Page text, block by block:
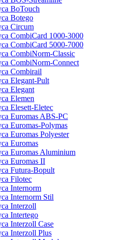
BoTouch
Botego
Circum
CombiCard 1000-3000
CombiCard 5000-7000
CombiNorm-Classic
CombiNorm-Connect
Combirail
Elegant-Pult
Elegant
Elemen
Elesett-Eletec
Euromas ABS-PC
Euromas-Polymas
Euromas Polyester
Euromas
Euromas Aluminium
Euromas II
Futura-Bopult
Filotec
Internorm
Internorm Stil
Interzoll
Intertego
Interzoll Case
Interzoll Plus